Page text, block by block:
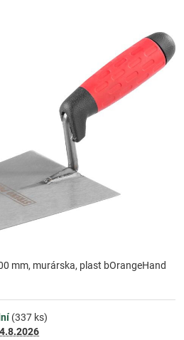
mm, murárska, plast bOrangeHand
(337 ks)